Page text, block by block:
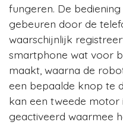
fungeren. De
gebeuren door de
waarschijnlijk
smartphone wat voor
maakt, waarna de
een bepaalde knop te
kan een tweede
geactiveerd waarmee